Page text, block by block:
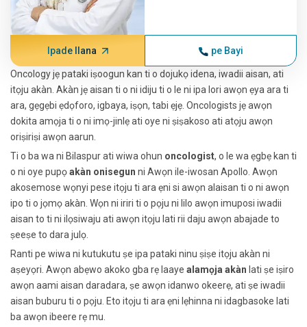
Ipade Ilana pe Bayi
Oncology jẹ pataki iṣoogun kan ti o dojukọ idena, iwadii aisan, ati
itọju akàn. Akàn jẹ aisan ti o ni idiju ti o le ni ipa lori awọn ẹya ara ti
ara, gẹgẹbi ẹdọforo, igbaya, iṣọn, tabi ẹjẹ. Oncologists jẹ awọn
dokita amọja ti o ni imọ-jinlẹ ati oye ni ṣiṣakoso ati atọju awọn
oriṣiriṣi awọn aarun.
Ti o ba wa ni Bilaspur ati wiwa ohun oncologist, o le wa ẹgbẹ kan ti
o ni oye pupọakàn onisegun ni Awọn ile-iwosan Apollo. Awọn
akosemose wọnyi pese itọju ti ara ẹni si awọn alaisan ti o ni awọn
ipo ti o jọmọ akàn. Wọn ni iriri ti o pọju ni lilo awọn imuposi iwadii
aisan to ti ni ilọsiwaju ati awọn itọju lati rii daju awọn abajade to
ṣeeṣe to dara julọ.
Ranti pe wiwa ni kutukutu ṣe ipa pataki ninu ṣiṣe itọju akàn ni
aṣeyọri. Awọn abẹwo akoko gba rẹ laaye alamọja akàn lati ṣe iṣiro
awọn aami aisan daradara, ṣe awọn idanwo okeerẹ, ati ṣe iwadii
aisan buburu ti o pọju. Eto itọju ti ara ẹni lẹhinna ni idagbasoke lati
ba awọn ibeere rẹ mu.